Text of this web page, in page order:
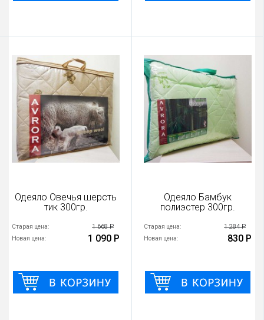
Одеяло Овечья шерсть
тик 300гр.
Старая цена: 1 668 Р
Новая цена: 1 090 Р
Одеяло Бамбук
полиэстер 300гр.
Старая цена: 1 284 Р
Новая цена: 830 Р